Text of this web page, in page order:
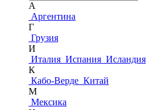
А
Аргентина
Г
Грузия
И
Италия Испания Исландия
К
Кабо-Верде Китай
М
Мексика